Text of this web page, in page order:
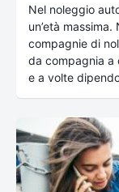
Nel noleggio
un’età
compagnie di
da compagnia a
e a volte